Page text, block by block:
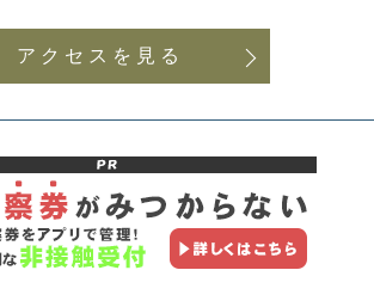
アクセスを見る